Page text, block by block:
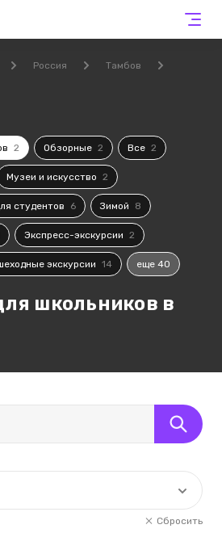
Россия
Тамбов
2 Обзорные 2 Все 2
Музеи и искусство 2
студентов 6 Зимой 8
Экспресс-экскурсии 2
экскурсии 14 еще 40
школьников в
Сбросить